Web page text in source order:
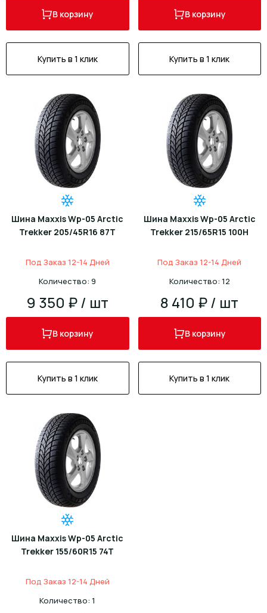
В корзину
Купить в 1 клик
В корзину
Купить в 1 клик
Шина Maxxis Wp-05 Arctic
Trekker 205/45R16 87T
Под Заказ 12-14 Дней
Количество: 9
9 350 ₽ / шт
В корзину
Купить в 1 клик
Шина Maxxis Wp-05 Arctic
Trekker 215/65R15 100H
Под Заказ 12-14 Дней
Количество: 12
8 410 ₽ / шт
В корзину
Купить в 1 клик
Шина Maxxis Wp-05 Arctic
Trekker 155/60R15 74T
Под Заказ 12-14 Дней
Количество: 1